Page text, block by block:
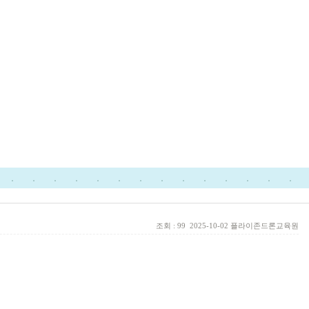
조회 : 99 2025-10-02 플라이존드론교육원